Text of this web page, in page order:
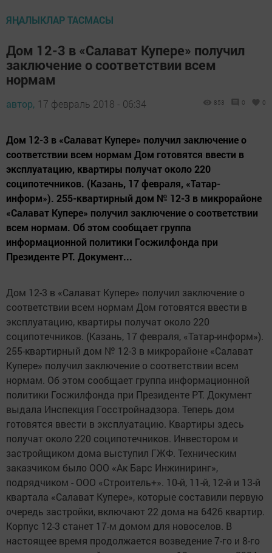
ЯҢАЛЫКЛАР ТАСМАСЫ
Дом 12-3 в «Салават Купере» получил
заключение о соответствии всем
нормам
автор, 17 февраль 2018 - 06:34 853 0 0
Дом 12-3 в «Салават Купере» получил заключение о
соответствии всем нормам Дом готовятся ввести в
эксплуатацию, квартиры получат около 220
соципотечников. (Казань, 17 февраля, «Татар-
информ»). 255-квартирный дом № 12-3 в микрорайоне
«Салават Купере» получил заключение о соответствии
всем нормам. Об этом сообщает группа
информационной политики Госжилфонда при
Президенте РТ. Документ...
Дом 12-3 в «Салават Купере» получил заключение о
соответствии всем нормам Дом готовятся ввести в
эксплуатацию, квартиры получат около 220
соципотечников. (Казань, 17 февраля, «Татар-информ»).
255-квартирный дом № 12-3 в микрорайоне «Салават
Купере» получил заключение о соответствии всем
нормам. Об этом сообщает группа информационной
политики Госжилфонда при Президенте РТ. Документ
выдала Инспекция Госстройнадзора. Теперь дом
готовятся ввести в эксплуатацию. Квартиры здесь
получат около 220 соципотечников. Инвестором и
застройщиком дома выступил ГЖФ. Техническим
заказчиком было ООО «Ак Барс Инжиниринг»,
подрядчиком - ООО «Строитель+». 10-й, 11-й, 12-й и 13-й
квартала «Салават Купере», которые составили первую
очередь застройки, включают 22 дома на 6426 квартир.
Корпус 12-3 станет 17-м домом для новоселов. В
настоящее время продолжается возведение 7-го и 8-го